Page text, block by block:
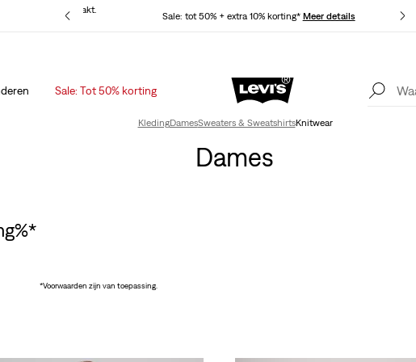
Sale: tot 50% + extra 10% korting* Meer details
jou op maat gemaakt.
Sale: Tot 50% korting
Levi's App. Het beste van Levi’s®, speciaal voor jou op maat gemaakt.
Meer details
KledingDamesSweaters & SweatshirtsKnitwear
Dames
*Voorwaarden zijn van toepassing.